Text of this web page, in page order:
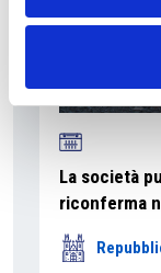
La società
riconferma